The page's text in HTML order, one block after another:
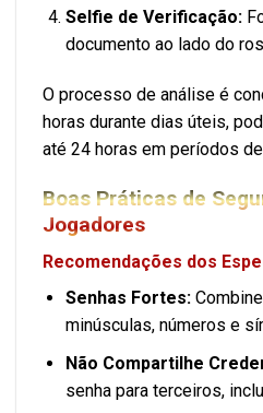
Selfie de Verificação:
documento ao lado do
O processo de análise é
horas durante dias úteis,
até 24 horas em períodos
Boas Práticas de
Jogadores
Recomendações dos
Senhas Fortes:
minúsculas, números e
Não Compartilhe
senha para terceiros,